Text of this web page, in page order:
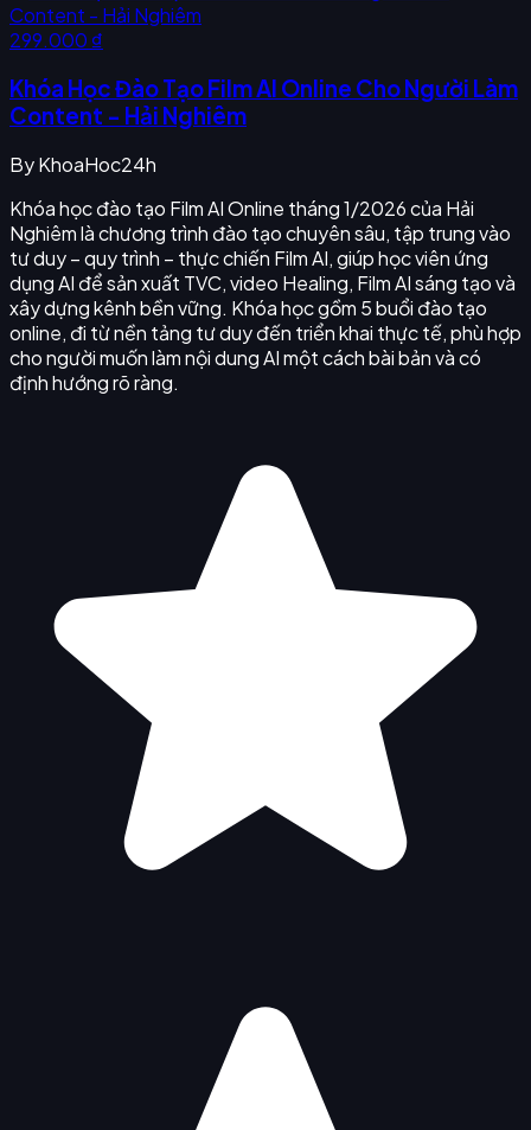
299.000 ₫
Khóa Học Đào Tạo Film AI Online Cho Người Làm
Content - Hải Nghiêm
ByKhoaHoc24h
Khóa học đào tạo Film AI Online tháng 1/2026 của Hải
Nghiêm là chương trình đào tạo chuyên sâu, tập trung vào
tư duy – quy trình – thực chiến Film AI, giúp học viên ứng
dụng AI để sản xuất TVC, video Healing, Film AI sáng tạo và
xây dựng kênh bền vững. Khóa học gồm 5 buổi đào tạo
online, đi từ nền tảng tư duy đến triển khai thực tế, phù hợp
cho người muốn làm nội dung AI một cách bài bản và có
định hướng rõ ràng.